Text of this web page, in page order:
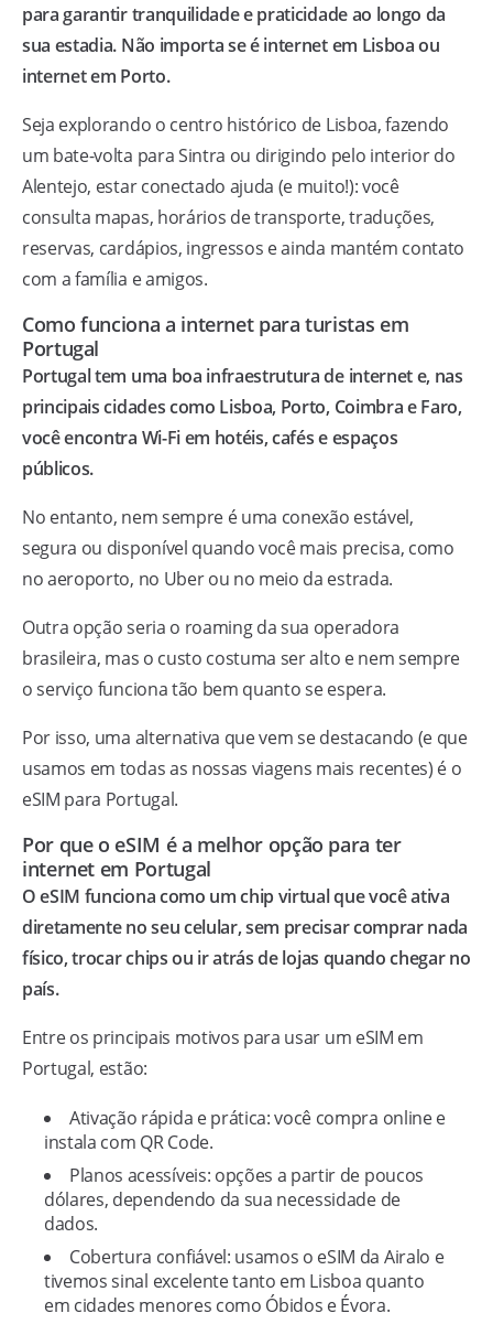
para garantir tranquilidade e praticidade ao longo da
sua estadia. Não importa se é internet em Lisboa ou
internet em Porto.
Seja explorando o centro histórico de Lisboa, fazendo
um bate-volta para Sintra ou dirigindo pelo interior do
Alentejo, estar conectado ajuda (e muito!): você
consulta mapas, horários de transporte, traduções,
reservas, cardápios, ingressos e ainda mantém contato
com a família e amigos.
Como funciona a internet para turistas em
Portugal
Portugal tem uma boa infraestrutura de internet e, nas
principais cidades como Lisboa, Porto, Coimbra e Faro,
você encontra Wi-Fi em hotéis, cafés e espaços
públicos.
No entanto, nem sempre é uma conexão estável,
segura ou disponível quando você mais precisa, como
no aeroporto, no Uber ou no meio da estrada.
Outra opção seria o roaming da sua operadora
brasileira, mas o custo costuma ser alto e nem sempre
o serviço funciona tão bem quanto se espera.
Por isso, uma alternativa que vem se destacando (e que
usamos em todas as nossas viagens mais recentes) é o
eSIM para Portugal.
Por que o eSIM é a melhor opção para ter
internet em Portugal
O eSIM funciona como um chip virtual que você ativa
diretamente no seu celular, sem precisar comprar nada
físico, trocar chips ou ir atrás de lojas quando chegar no
país.
Entre os principais motivos para usar um eSIM em
Portugal, estão:
Ativação rápida e prática: você compra online e
instala com QR Code.
Planos acessíveis: opções a partir de poucos
dólares, dependendo da sua necessidade de
dados.
Cobertura confiável: usamos o eSIM da Airalo e
tivemos sinal excelente tanto em Lisboa quanto
em cidades menores como Óbidos e Évora.